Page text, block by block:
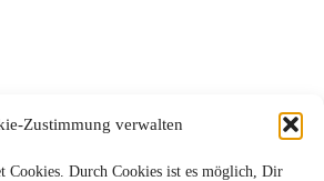
Zustimmung verwalten
Cookies. Durch Cookies ist es möglich, Dir